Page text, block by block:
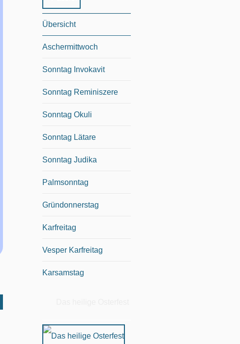
Übersicht
Aschermittwoch
Sonntag Invokavit
Sonntag Reminiszere
Sonntag Okuli
Sonntag Lätare
Sonntag Judika
Palmsonntag
Gründonnerstag
Karfreitag
Vesper Karfreitag
Karsamstag